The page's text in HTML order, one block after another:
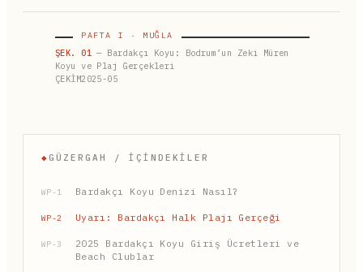
PAFTA I · MUĞLA
ŞEK. 01 — Bardakçı Koyu: Bodrum’un Zeki Müren
Koyu ve Plaj Gerçekleri
ÇEKİM2025-05
◆ GÜZERGAH / İÇINDEKILER
WP-1 Bardakçı Koyu Denizi Nasıl?
WP-2 Uyarı: Bardakçı Halk Plajı Gerçeği
WP-3
2025 Bardakçı Koyu Giriş Ücretleri ve
Beach Clublar